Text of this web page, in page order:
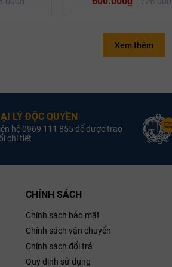
Vang:
Xuất:
Tích:
Pinot Noir
được
loại quả
vị gỗ sồi
mại, tannin
Loại
Rượu Vang Đỏ
Nhà Sản
Dung
Xem thêm
LÝ ĐỘC QUYỀN
hệ 0969 111 855 để được trao
chi tiết
CHÍNH SÁCH
Chính sách bảo mật
Chính sách vận chuyển
Chính sách đổi trả
Quy định sử dụng